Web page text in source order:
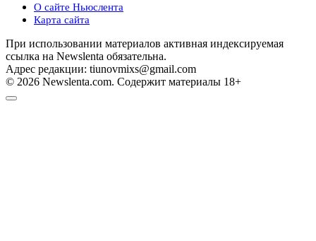
О сайте Ньюслента
Карта сайта
При использовании материалов активная индексируемая
ссылка на Newslenta обязательна.
Адрес редакции: tiunovmixs@gmail.com
© 2026 Newslenta.com. Содержит материалы 18+